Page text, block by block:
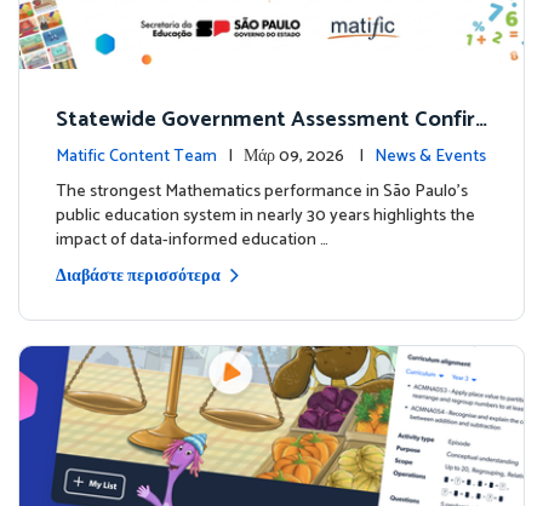
Statewide Government Assessment Confir
ms: Greater Matific Usage Linked to Higher
Math Achievement
Matific Content Team | Μάρ 09, 2026 | News & Events
The strongest Mathematics performance in São Paulo’s
public education system in nearly 30 years highlights the
impact of data-informed education …
Διαβάστε περισσότερα